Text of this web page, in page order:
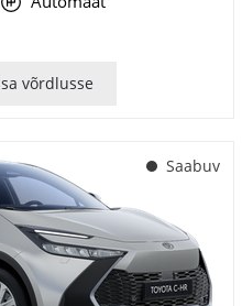
võrdlusse
Saabuv